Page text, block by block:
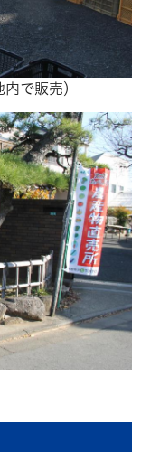
で販売）